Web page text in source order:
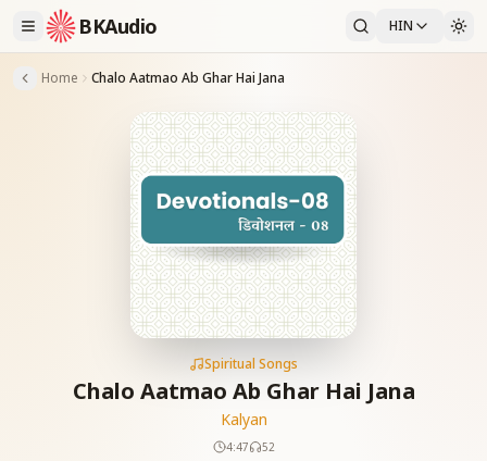
BKAudio HIN
Home Chalo Aatmao Ab Ghar Hai Jana
Spiritual Songs
Chalo Aatmao Ab Ghar Hai Jana
Kalyan
4:47 52